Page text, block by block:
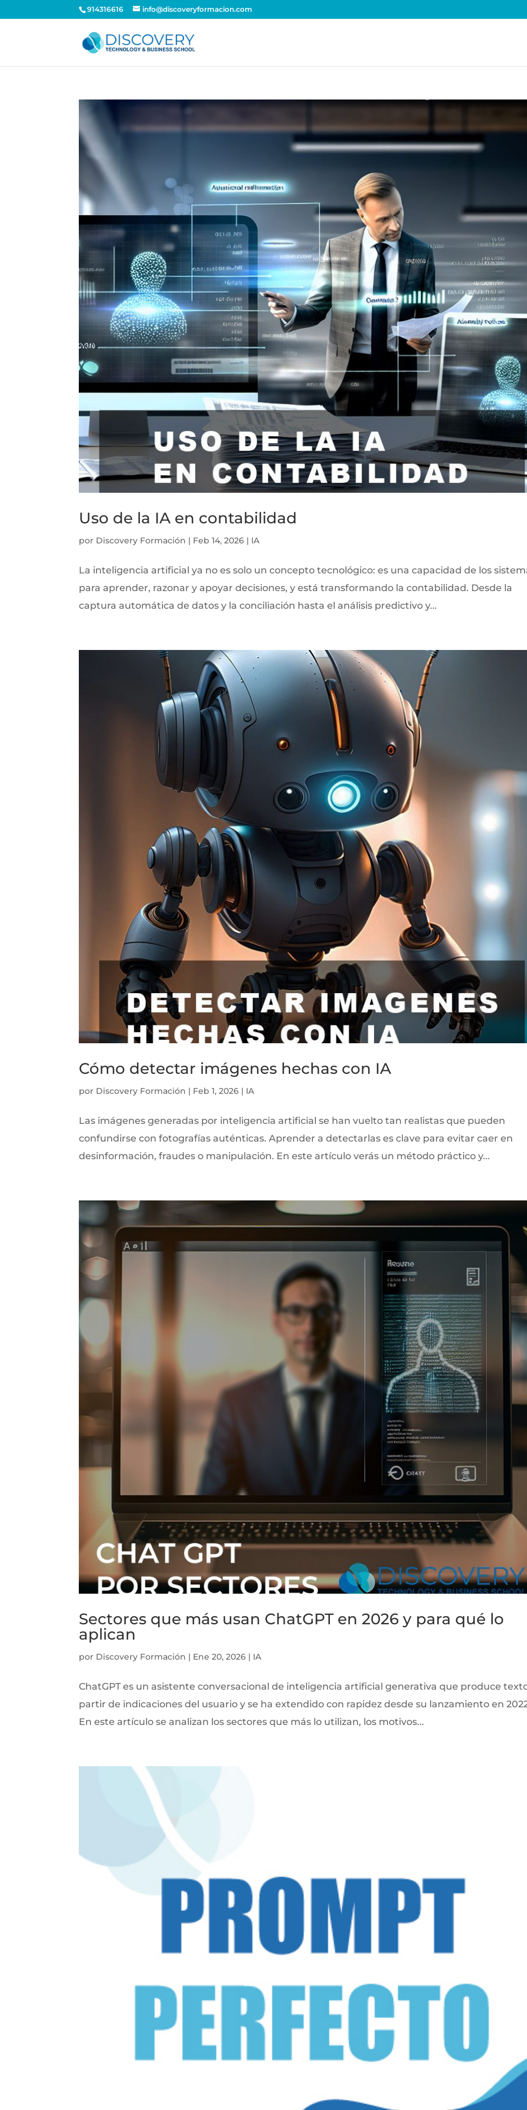
914316616 info@discoveryformacion.com
Uso de la IA en contabilidad
por Discovery Formación | Feb 14, 2026 | IA
La inteligencia artificial ya no es solo un concepto tecnológico: es una capacidad de los
para aprender, razonar y apoyar decisiones, y está transformando la contabilidad. Desde la
captura automática de datos y la conciliación hasta el análisis predictivo y...
Cómo detectar imágenes hechas con IA
por Discovery Formación | Feb 1, 2026 | IA
Las imágenes generadas por inteligencia artificial se han vuelto tan realistas que pueden
confundirse con fotografías auténticas. Aprender a detectarlas es clave para evitar caer en
desinformación, fraudes o manipulación. En este artículo verás un método práctico y...
Sectores que más usan ChatGPT en 2026 y para qué lo
aplican
por Discovery Formación | Ene 20, 2026 | IA
ChatGPT es un asistente conversacional de inteligencia artificial generativa que produce
partir de indicaciones del usuario y se ha extendido con rapidez desde su lanzamiento en
En este artículo se analizan los sectores que más lo utilizan, los motivos...